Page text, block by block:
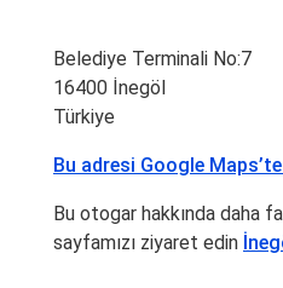
Belediye Terminali No:7
16400 İnegöl
Türkiye
Bu adresi Google
Bu otogar hakkında daha
sayfamızı ziyaret edin